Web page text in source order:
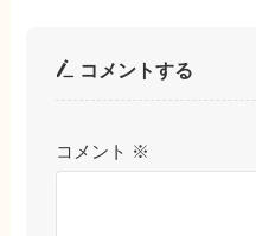
コメントする
コメント ※